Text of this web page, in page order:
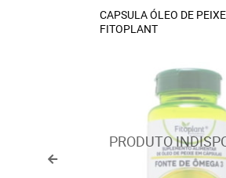
CAPSULA ÓLEO DE
FITOPLANT